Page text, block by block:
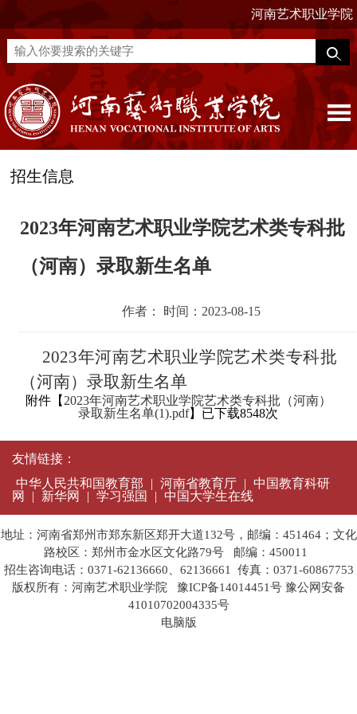
河南艺术职业学院
招生信息
2023年河南艺术职业学院艺术类专科批
（河南）录取新生名单
作者： 时间：2023-08-15
2023年河南艺术职业学院艺术类专科批
（河南）录取新生名单
附件【 2023年河南艺术职业学院艺术类专科批（河南）
录取新生名单(1).pdf】已下载8548次
友情链接：
中华人民共和国教育部
| 河南省教育厅 |
中国教育科研
网
| 新华网 | 学习强国 | 中国大学生在线
地址：河南省郑州市郑东新区郑开大道132号，邮编：451464；文化
路校区：郑州市金水区文化路79号 邮编：450011
招生咨询电话：0371-62136660、62136661 传真：0371-60867753
版权所有：河南艺术职业学院 豫ICP备14014451号 豫公网安备
41010702004335号
电脑版